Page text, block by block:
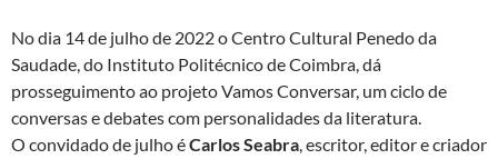
No dia 14 de julho de 2022 o Centro Cultural Penedo da
Saudade, do Instituto Politécnico de Coimbra, dá
prosseguimento ao projeto Vamos Conversar, um ciclo de
conversas e debates com personalidades da literatura.
O convidado de julho éCarlos Seabra , escritor, editor e criador